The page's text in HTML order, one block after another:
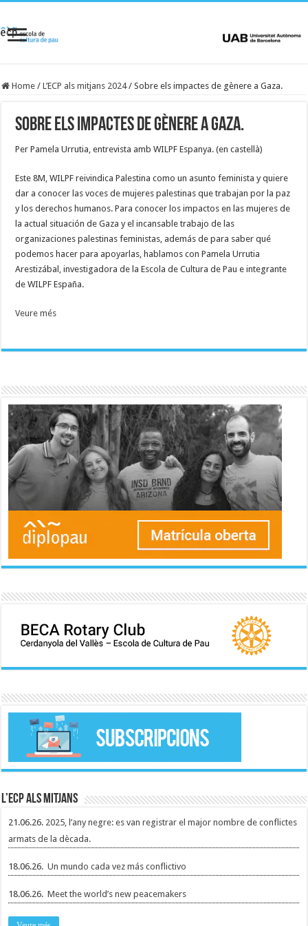
Home / L’ECP als mitjans 2024 / Sobre els impactes de gènere a Gaza.
Sobre els impactes de gènere a Gaza.
Per Pamela Urrutia, entrevista amb WILPF Espanya. (en castellà)
Este 8M, WILPF reivindica Palestina como un asunto feminista y quiere
dar a conocer las voces de mujeres palestinas que trabajan por la paz
y los derechos humanos. Para conocer los impactos en las mujeres de
la actual situación de Gaza y el incansable trabajo de las
organizaciones palestinas feministas, además de para saber qué
podemos hacer para apoyarlas, hablamos con Pamela Urrutia
Arestizábal, investigadora de la Escola de Cultura de Pau e integrante
de WILPF España.
Veure més
L’ECP als mitjans
21.06.26. 2025, l’any negre: es van registrar el major nombre de conflictes
armats de la dècada.
18.06.26.Un mundo cada vez más conflictivo
18.06.26.Meet the world’s new peacemakers